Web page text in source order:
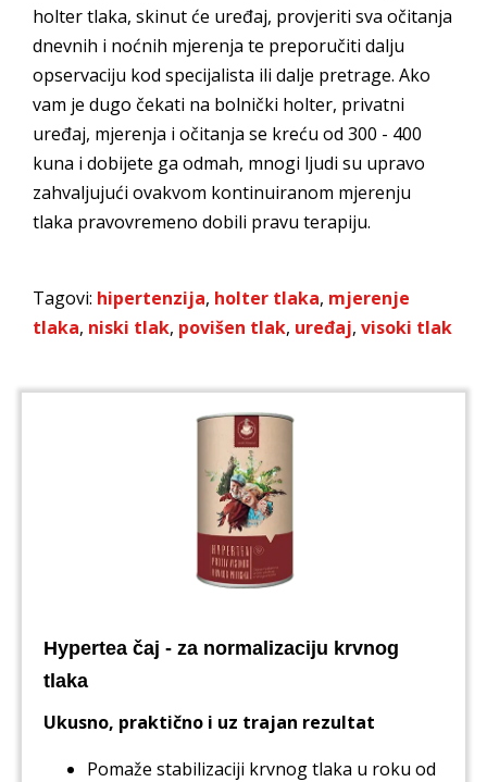
holter tlaka, skinut će uređaj, provjeriti sva očitanja
dnevnih i noćnih mjerenja te preporučiti dalju
opservaciju kod specijalista ili dalje pretrage. Ako
vam je dugo čekati na bolnički holter, privatni
uređaj, mjerenja i očitanja se kreću od 300 - 400
kuna i dobijete ga odmah, mnogi ljudi su upravo
zahvaljujući ovakvom kontinuiranom mjerenju
tlaka pravovremeno dobili pravu terapiju.
Tagovi: hipertenzija, holter tlaka, mjerenje
tlaka, niski tlak, povišen tlak, uređaj, visoki tlak
Hypertea čaj - za normalizaciju krvnog
tlaka
Ukusno, praktično i uz trajan rezultat
Pomaže stabilizaciji krvnog tlaka u roku od